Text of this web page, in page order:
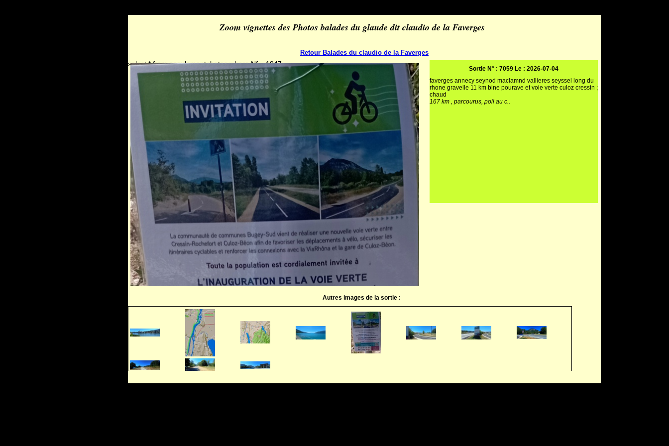
Retour Balades du claudio de la Faverges
select * from ecoulementphotos where Nf = 1847
Autres images de la sortie :
Sortie N° : 7059 Le : 2026-07-04
faverges annecy seynod maclamnd vallieres seyssel long du
rhone gravelle 11 km bine pourave et voie verte culoz cressin ;
chaud
167 km , parcourus, poil au c..
Zoom vignettes des Photos balades du glaude dit claudio de la Faverges